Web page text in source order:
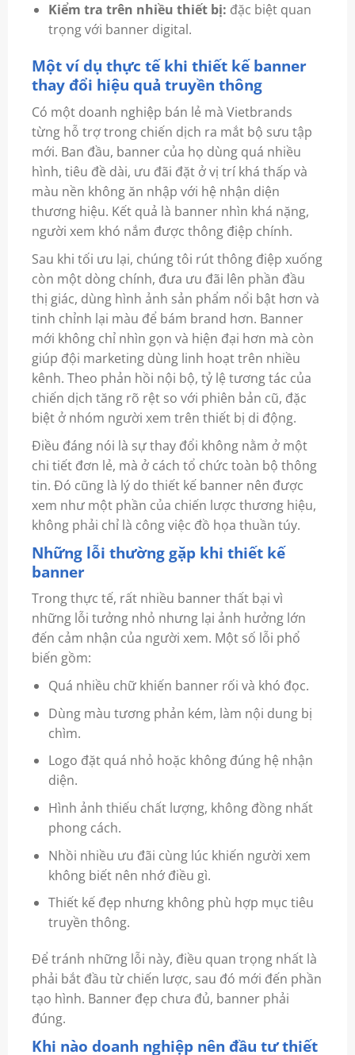
Kiểm tra trên nhiều thiết bị: đặc biệt quan
trọng với banner digital.
Một ví dụ thực tế khi thiết kế banner
thay đổi hiệu quả truyền thông
Có một doanh nghiệp bán lẻ mà Vietbrands
từng hỗ trợ trong chiến dịch ra mắt bộ sưu tập
mới. Ban đầu, banner của họ dùng quá nhiều
hình, tiêu đề dài, ưu đãi đặt ở vị trí khá thấp và
màu nền không ăn nhập với hệ nhận diện
thương hiệu. Kết quả là banner nhìn khá nặng,
người xem khó nắm được thông điệp chính.
Sau khi tối ưu lại, chúng tôi rút thông điệp xuống
còn một dòng chính, đưa ưu đãi lên phần đầu
thị giác, dùng hình ảnh sản phẩm nổi bật hơn và
tinh chỉnh lại màu để bám brand hơn. Banner
mới không chỉ nhìn gọn và hiện đại hơn mà còn
giúp đội marketing dùng linh hoạt trên nhiều
kênh. Theo phản hồi nội bộ, tỷ lệ tương tác của
chiến dịch tăng rõ rệt so với phiên bản cũ, đặc
biệt ở nhóm người xem trên thiết bị di động.
Điều đáng nói là sự thay đổi không nằm ở một
chi tiết đơn lẻ, mà ở cách tổ chức toàn bộ thông
tin. Đó cũng là lý do thiết kế banner nên được
xem như một phần của chiến lược thương hiệu,
không phải chỉ là công việc đồ họa thuần túy.
Những lỗi thường gặp khi thiết kế
banner
Trong thực tế, rất nhiều banner thất bại vì
những lỗi tưởng nhỏ nhưng lại ảnh hưởng lớn
đến cảm nhận của người xem. Một số lỗi phổ
biến gồm:
Quá nhiều chữ khiến banner rối và khó đọc.
Dùng màu tương phản kém, làm nội dung bị
chìm.
Logo đặt quá nhỏ hoặc không đúng hệ nhận
diện.
Hình ảnh thiếu chất lượng, không đồng nhất
phong cách.
Nhồi nhiều ưu đãi cùng lúc khiến người xem
không biết nên nhớ điều gì.
Thiết kế đẹp nhưng không phù hợp mục tiêu
truyền thông.
Để tránh những lỗi này, điều quan trọng nhất là
phải bắt đầu từ chiến lược, sau đó mới đến phần
tạo hình. Banner đẹp chưa đủ, banner phải
đúng.
Khi nào doanh nghiệp nên đầu tư thiết